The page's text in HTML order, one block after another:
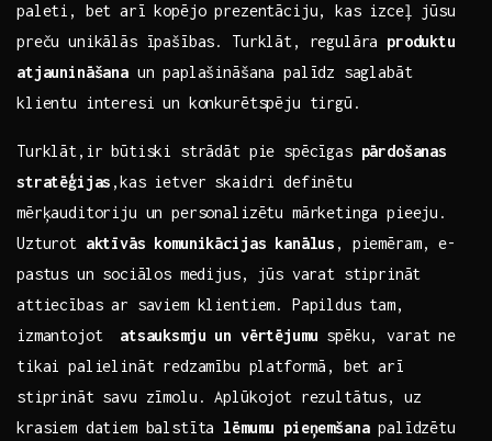
paleti, bet arī kopējo prezentāciju, kas izceļ jūsu ​
preču unikālās īpašības. Turklāt, regulāra produktu
atjaunināšanaun paplašināšana palīdz⁤ saglabāt
klientu ‌interesi un konkurētspēju tirgū.
Turklāt,ir‌ būtiski strādāt pie spēcīgas pārdošanas
stratēģijas ,kas ietver skaidri definētu
mērķauditoriju un personalizētu mārketinga pieeju.
Uzturot aktīvās komunikācijas kanālus , piemēram, e-
pastus un ⁤sociālos medijus, jūs varat ​stiprināt
‍attiecības ar saviem klientiem. ‍Papildus tam,
izmantojot ‌ atsauksmju un vērtējumu spēku, varat ne
tikai palielināt redzamību ⁤platformā, bet arī
stiprināt savu zīmolu. Aplūkojot rezultātus, uz
krasiem ​datiem balstīta lēmumu pieņemšanapalīdzētu⁤